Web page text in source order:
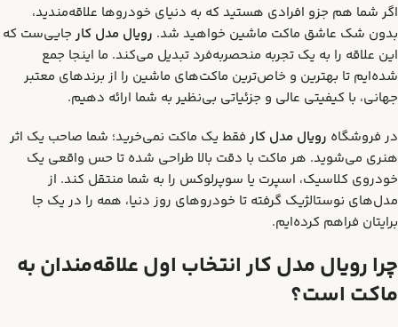
اگر شما هم جزو افرادی هستید که به دنیای خودروها علاقه‌مندید،
بدون شک عاشق ماکت ماشین خواهید شد. رویال مدل کار جایی‌ست که
این علاقه را به یک تجربه منحصربه‌فرد تبدیل می‌کند. ما اینجا جمع
شده‌ایم تا بهترین و خاص‌ترین ماکت‌های ماشین را از برندهای معتبر
جهانی، با کیفیتی عالی و جزئیاتی بی‌نظیر به شما ارائه دهیم.
در فروشگاه رویال مدل کار فقط یک ماکت نمی‌خرید؛ شما صاحب یک اثر
هنری می‌شوید. هر ماکت با دقت بالا طراحی شده تا حس واقعی یک
خودروی کلاسیک، اسپرت یا سوپرلوکس را به شما منتقل کند. از
مدل‌های نوستالژیک گرفته تا خودروهای روز دنیا، همه را در یک جا
برایتان فراهم کرده‌ایم.
چرا رویال مدل کار انتخاب اول علاقه‌مندان به
ماکت است؟